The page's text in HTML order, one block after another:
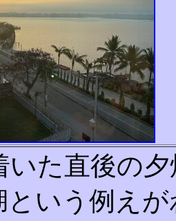
いた直後の
という例え